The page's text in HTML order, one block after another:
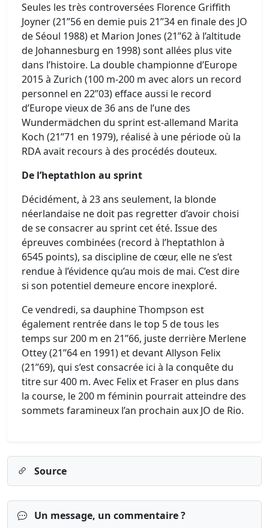
Seules les très controversées Florence Griffith
Joyner (21’’56 en demie puis 21’’34 en finale des JO
de Séoul 1988) et Marion Jones (21’’62 à l’altitude
de Johannesburg en 1998) sont allées plus vite
dans l’histoire. La double championne d’Europe
2015 à Zurich (100 m-200 m avec alors un record
personnel en 22’’03) efface aussi le record
d’Europe vieux de 36 ans de l’une des
Wundermädchen du sprint est-allemand Marita
Koch (21’’71 en 1979), réalisé à une période où la
RDA avait recours à des procédés douteux.
De l’heptathlon au sprint
Décidément, à 23 ans seulement, la blonde
néerlandaise ne doit pas regretter d’avoir choisi
de se consacrer au sprint cet été. Issue des
épreuves combinées (record à l’heptathlon à
6545 points), sa discipline de cœur, elle ne s’est
rendue à l’évidence qu’au mois de mai. C’est dire
si son potentiel demeure encore inexploré.
Ce vendredi, sa dauphine Thompson est
également rentrée dans le top 5 de tous les
temps sur 200 m en 21’’66, juste derrière Merlene
Ottey (21’’64 en 1991) et devant Allyson Felix
(21’’69), qui s’est consacrée ici à la conquête du
titre sur 400 m. Avec Felix et Fraser en plus dans
la course, le 200 m féminin pourrait atteindre des
sommets faramineux l’an prochain aux JO de Rio.
Source
Un message, un commentaire ?